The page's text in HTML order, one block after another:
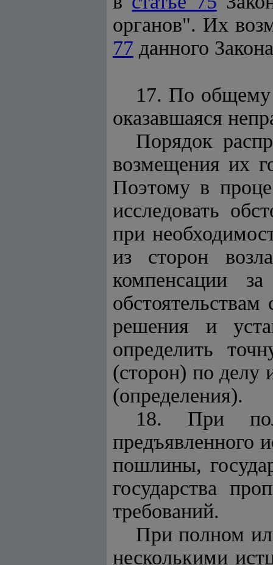
органов". Их
77 данного
17. По общему
оказавшаяся
Порядок
возмещения их
Поэтому в
исследовать
при
из сторон
компенсации
решения и
определить
(сторон) по делу
(определения).
18. При
предъявленного
пошлины,
государства
требований.
При полном
несколькими